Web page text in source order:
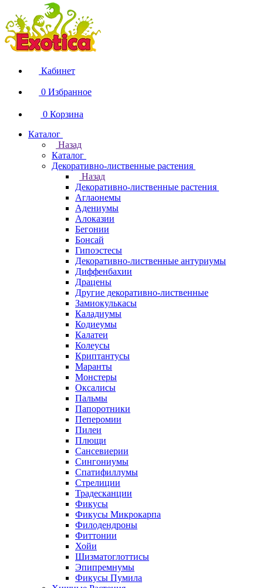
Кабинет
0 Избранное
0 Корзина
Каталог
Назад
Каталог
Декоративно-лиственные растения
Назад
Декоративно-лиственные растения
Аглаонемы
Адениумы
Алоказии
Бегонии
Бонсай
Гипоэстесы
Декоративно-лиственные антуриумы
Диффенбахии
Драцены
Другие декоративно-лиственные
Замиокулькасы
Каладиумы
Кодиеумы
Калатеи
Колеусы
Криптантусы
Маранты
Монстеры
Оксалисы
Пальмы
Папоротники
Пеперомии
Пилеи
Плющи
Сансевиерии
Сингониумы
Спатифиллумы
Стрелиции
Традесканции
Фикусы
Фикусы Микрокарпа
Филодендроны
Фиттонии
Хойи
Шизматоглоттисы
Эпипремнумы
Фикусы Пумила